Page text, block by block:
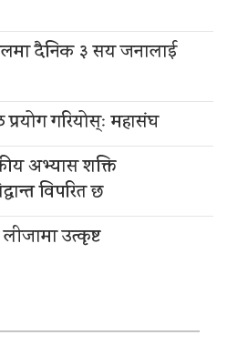
दैनिक ३ सय जनालाई
गरियोस्ः महासंघ
अभ्यास शक्ति
विपरित छ
उत्कृष्ट